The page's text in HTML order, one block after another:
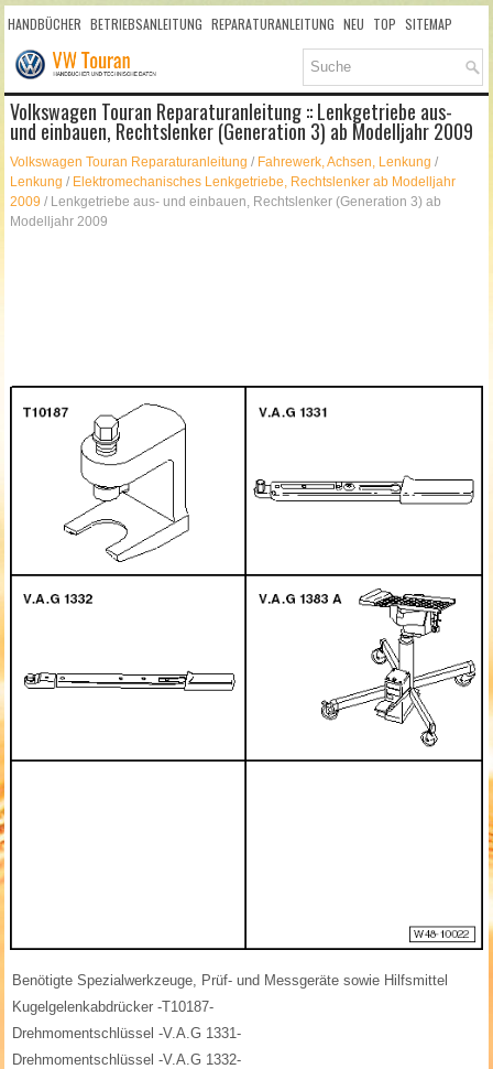
HANDBÜCHER BETRIEBSANLEITUNG REPARATURANLEITUNG NEU TOP SITEMAP
SUCHLAUF
Volkswagen Touran Reparaturanleitung :: Lenkgetriebe aus-
und einbauen, Rechtslenker (Generation 3) ab Modelljahr 2009
Volkswagen Touran Reparaturanleitung / Fahrewerk, Achsen, Lenkung /
Lenkung / Elektromechanisches Lenkgetriebe, Rechtslenker ab Modelljahr
2009 / Lenkgetriebe aus- und einbauen, Rechtslenker (Generation 3) ab
Modelljahr 2009
Benötigte Spezialwerkzeuge, Prüf- und Messgeräte sowie Hilfsmittel
Kugelgelenkabdrücker -T10187-
Drehmomentschlüssel -V.A.G 1331-
Drehmomentschlüssel -V.A.G 1332-